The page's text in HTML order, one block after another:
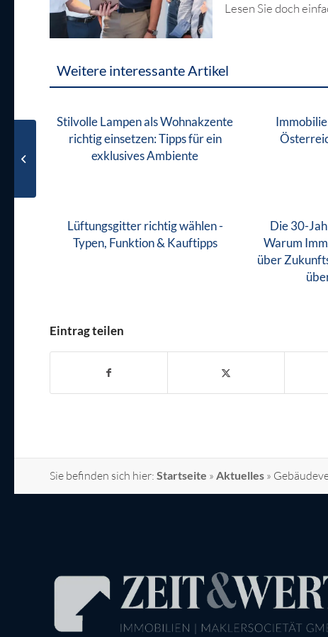
Lesen Sie doch
Weitere interessante Artikel
Stilvolle Lampen als Wohnakzente
richtig einsetzen: Tipps für ein
exklusives Ambiente
Lüftungsgitter richtig wählen -
Typen, Funktion & Kauftipps
Die 30-
Warum
über
Eintrag teilen
Sie befinden sich hier: Startseite » Aktuelles »
Vorfälligkeitsentschädigung
bei vorzeitiger